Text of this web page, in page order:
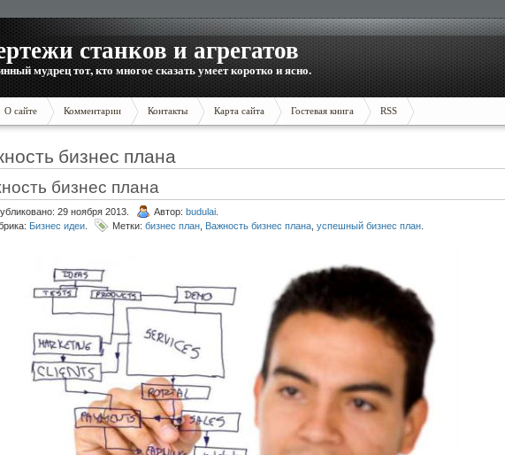
станков и агрегатов
мудрец тот, кто многое сказать умеет коротко и ясно.
О сайте Комментарии Контакты Карта сайта Гостевая книга RSS
бизнес плана
бизнес плана
29 ноября 2013. Автор: budulai
Бизнес идеи Метки: бизнес план Важность бизнес плана успешный бизнес план